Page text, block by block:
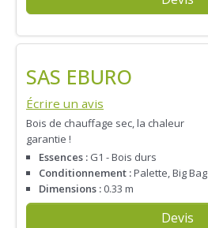
SAS EBURO
Écrire un avis
Bois de chauffage sec, la chaleur
garantie !
Essences : G1 - Bois durs
Conditionnement :Palette, Big Bag
Dimensions : 0.33 m
Devis